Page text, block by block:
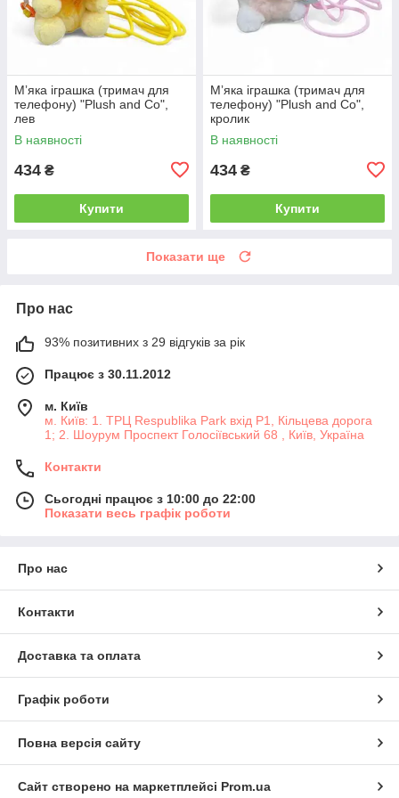
Мʼяка іграшка (тримач для
телефону) "Plush and Co",
лев
В наявності
434 ₴
Купити
Мʼяка іграшка (тримач для
телефону) "Plush and Co",
кролик
В наявності
434 ₴
Купити
Показати ще
Про нас
93% позитивних з 29 відгуків за рік
Працює з 30.11.2012
м. Київ
м. Київ: 1. ТРЦ Respublika Park вхід P1, Кільцева дорога
1; 2. Шоурум Проспект Голосіївський 68 , Київ, Україна
Контакти
Сьогодні працює з 10:00 до 22:00
Показати весь графік роботи
Про нас
Контакти
Доставка та оплата
Графік роботи
Повна версія сайту
Сайт створено на маркетплейсі Prom.ua